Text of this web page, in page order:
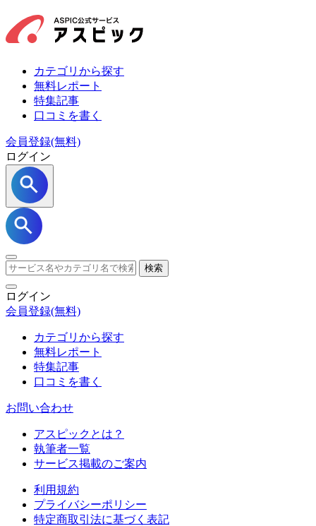
カテゴリから探す
無料レポート
特集記事
口コミを書く
会員登録(無料)
ログイン
検索
ログイン
会員登録(無料)
カテゴリから探す
無料レポート
特集記事
口コミを書く
お問い合わせ
アスピックとは？
執筆者一覧
サービス掲載のご案内
利用規約
プライバシーポリシー
特定商取引法に基づく表記